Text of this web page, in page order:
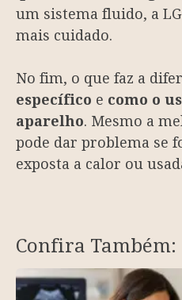
um sistema fluido, a
mais cuidado.
No fim, o que faz a
específico e como o
aparelho. Mesmo a
pode dar problema se
exposta a calor ou
Confira Também: